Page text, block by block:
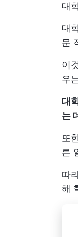
대
대
문
이
우
대
는
또
른
따
해